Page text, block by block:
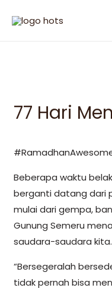
77 Hari
Beberapa waktu
berganti datang dari
mulai dari gempa,
Gunung Semeru
saudara-saudara kita.
“Bersegeralah
tidak pernah bisa